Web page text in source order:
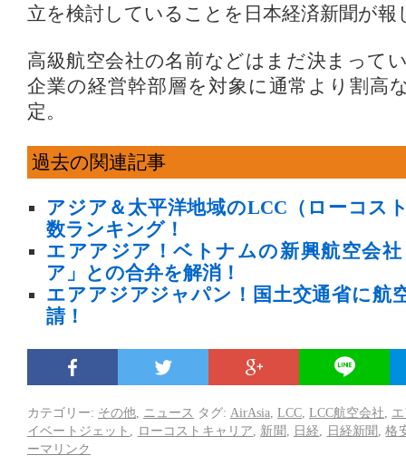
立を検討していることを日本経済新聞が報
高級航空会社の名前などはまだ決まって
企業の経営幹部層を対象に通常より割高
定。
過去の関連記事
アジア＆太平洋地域のLCC（ローコス
数ランキング！
エアアジア！ベトナムの新興航空会
ア」との合弁を解消！
エアアジアジャパン！国土交通省に航
請！
カテゴリー: その他 ニュース タグ: AirAsia LCC LCC航空会社
イベートジェット
ローコストキャリア 新聞 日経 日経新聞 ,格
ーマリンク